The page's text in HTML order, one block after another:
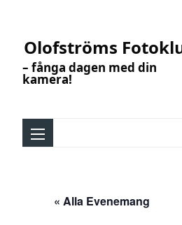
Olofströms
– fånga dagen med din
kamera!
« Alla Evenemang